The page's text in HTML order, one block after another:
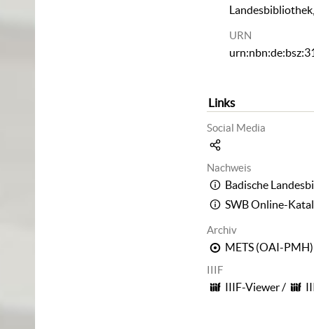
URN
Links
Social Media
Nachweis
Badische
SWB Online-
Archiv
METS (OAI-PMH)
IIIF
IIIF-Viewer/